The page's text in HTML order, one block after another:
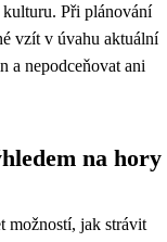
Při plánování
vzít v úvahu aktuální
a nepodceňovat ani
na hory
možností, jak strávit